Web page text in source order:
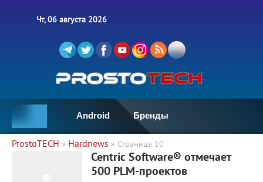
Чт, 06 августа 2026
Android Бренды
ProstoTECH » Hardnews » Страница 10
1 557 0
Centric Software® отмечает
500 PLM-проектов